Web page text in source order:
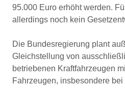
95.000 Euro erhöht werden.
allerdings noch kein
Die Bundesregierung plant
Gleichstellung von
betriebenen Kraftfahrzeugen
Fahrzeugen, insbesondere